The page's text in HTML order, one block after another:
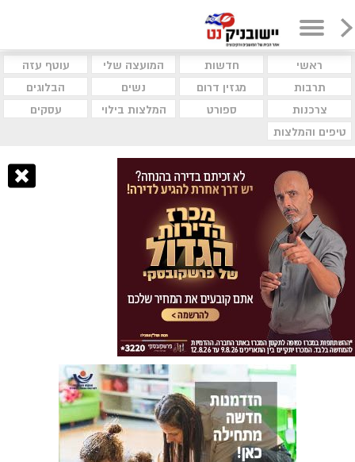
ראשי חדשות המועצה שלי
עוטף עזה
תרבות
מגזין דרום נשים
הבלוגים
צרכנות
ספורט המלצות בילוי
עסקים
טיפים והמלצות